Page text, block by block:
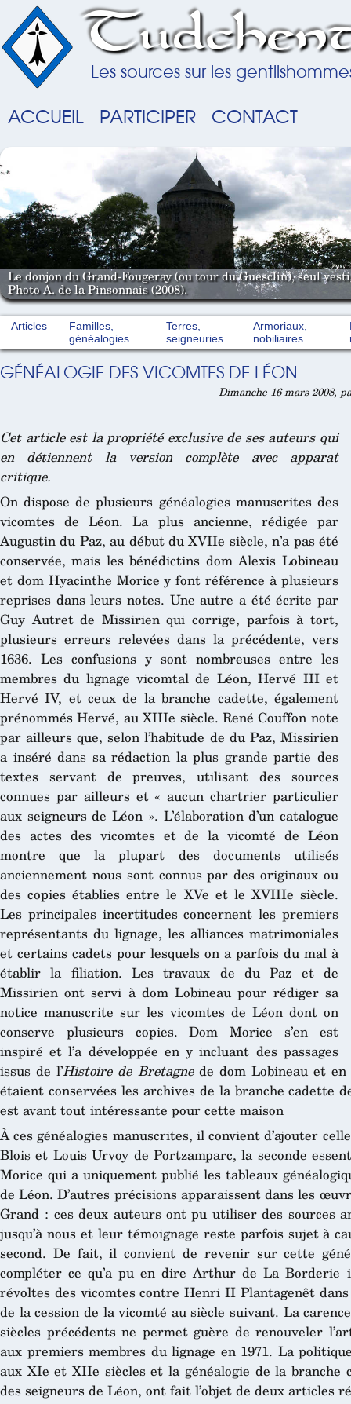
Les sources sur les
ACCUEIL PARTICIPER CONTACT
Le donjon du Grand-Fougeray (ou tour du Guesclin), seul
Photo A. de la Pinsonnais (2008).
Articles
Familles,
généalogies
Terres,
seigneuries
Armoriaux,
nobiliaires
GÉNÉALOGIE DES VICOMTES DE LÉON
Dimanche 16 mars 2008,
Cet article est la propriété exclusive de ses auteurs qui
en détiennent la version complète avec apparat
critique.
On dispose de plusieurs généalogies manuscrites des
vicomtes de Léon. La plus ancienne, rédigée par
Augustin du Paz, au début du XVIIe siècle, n’a pas été
conservée, mais les bénédictins dom Alexis Lobineau
et dom Hyacinthe Morice y font référence à plusieurs
reprises dans leurs notes. Une autre a été écrite par
Guy Autret de Missirien qui corrige, parfois à tort,
plusieurs erreurs relevées dans la précédente, vers
1636. Les confusions y sont nombreuses entre les
membres du lignage vicomtal de Léon, Hervé III et
Hervé IV, et ceux de la branche cadette, également
prénommés Hervé, au XIIIe siècle. René Couffon note
par ailleurs que, selon l’habitude de du Paz, Missirien
a inséré dans sa rédaction la plus grande partie des
textes servant de preuves, utilisant des sources
connues par ailleurs et « aucun chartrier particulier
aux seigneurs de Léon ». L’élaboration d’un catalogue
des actes des vicomtes et de la vicomté de Léon
montre que la plupart des documents utilisés
anciennement nous sont connus par des originaux ou
des copies établies entre le XVe et le XVIIIe siècle.
Les principales incertitudes concernent les premiers
représentants du lignage, les alliances matrimoniales
et certains cadets pour lesquels on a parfois du mal à
établir la filiation. Les travaux de du Paz et de
Missirien ont servi à dom Lobineau pour rédiger sa
notice manuscrite sur les vicomtes de Léon dont on
conserve plusieurs copies. Dom Morice s’en est
inspiré et l’a développée en y incluant des passages
issus de l’Histoire de Bretagnede dom Lobineau et
étaient conservées les archives de la branche cadette
est avant tout intéressante pour cette maison
À ces généalogies manuscrites, il convient d’ajouter
Blois et Louis Urvoy de Portzamparc, la seconde
Morice qui a uniquement publié les tableaux
de Léon. D’autres précisions apparaissent dans les
Grand : ces deux auteurs ont pu utiliser des sources
jusqu’à nous et leur témoignage reste parfois sujet à
second. De fait, il convient de revenir sur cette
compléter ce qu’a pu en dire Arthur de La Borderie
révoltes des vicomtes contre Henri II Plantagenêt
de la cession de la vicomté au siècle suivant. La
siècles précédents ne permet guère de renouveler
aux premiers membres du lignage en 1971. La
aux XIe et XIIe siècles et la généalogie de la branche
des seigneurs de Léon, ont fait l’objet de deux articles